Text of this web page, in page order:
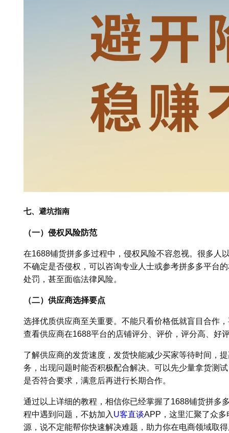
七、避坑指南
（一）侵权风险防范
在1688铺货拼多多过程中，侵权风险不容忽视。很多人
不确定是否侵权，可以咨询专业人士或参考拼多多平台
处罚，甚至面临法律风险。
（二）供应商选择要点
选择优质供应商至关重要。不能只看价格低就盲目合作
查看供应商在1688平台的店铺评分、评价，评分高、好
了解供应商的发货速度，发货快能减少买家等待时间，
务，出现问题时能否积极配合解决。可以先少量拿货测
是否符合要求，满意后再进行长期合作。
通过以上详细的教程，相信你已经掌握了1688铺货拼多
程中遇到问题，不妨加入 U客直谈APP，这里汇聚了众
源，说不定能帮你快速解决难题，助力你在电商领域取